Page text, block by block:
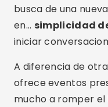
busca de una
en... simplicidad
iniciar
A diferencia de
ofrece eventos
mucho a romper el